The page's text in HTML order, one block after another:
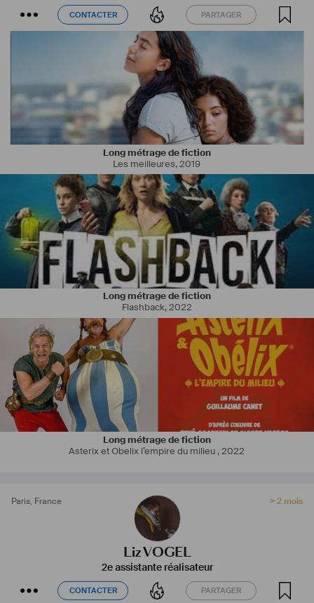
CONTACTER PARTAGER
CONTACTER PARTAGER
Long métrage de fiction
Les meilleures,2019
Long métrage de fiction
Flashback,2022
Long métrage de fiction
Asterix et Obelix l’empire du milieu ,2022
Paris, France > 2 mois
Liz VOGEL
2e assistante réalisateur
CONTACTER PARTAGER
CONTACTER PARTAGER